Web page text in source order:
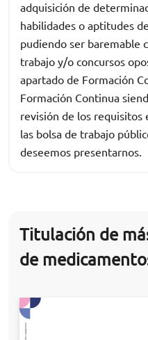
adquisición de
habilidades o aptitudes
pudiendo ser baremable
trabajo y/o concursos
apartado de Formación
Formación Continua
revisión de los requisitos
las bolsa de trabajo
deseemos presentarnos.
Titulación de
de